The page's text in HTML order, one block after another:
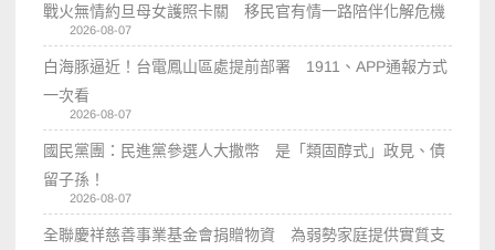
戰火無情約旦母女護照卡關 移民官有情一路陪伴化解危機
2026-08-07
白海豚逼近！台電鳳山區處提前部署 1911、APP通報方式
一次看
2026-08-07
國民黨團：民進黨參選人大撒幣 是「類固醇式」政見、債
留子孫！
2026-08-07
全聯慶祥慈善事業基金會捐贈物資 為弱勢家庭提供實質支